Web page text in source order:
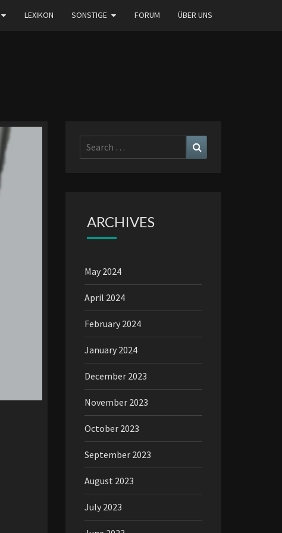
LEXIKON SONSTIGE FORUM ÜBER UNS
Search
for:
ARCHIVES
May 2024
April 2024
February 2024
January 2024
December 2023
November 2023
October 2023
September 2023
August 2023
July 2023